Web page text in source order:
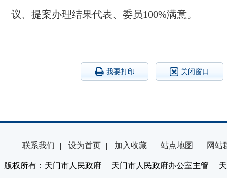
议、提案办理结果代表、委员100%满意。
我要打印 关闭窗口
联系我们 | 设为首页 | 加入收藏 | 站点地图 | 网站
版权所有：天门市人民政府 天门市人民政府办公室主管 天